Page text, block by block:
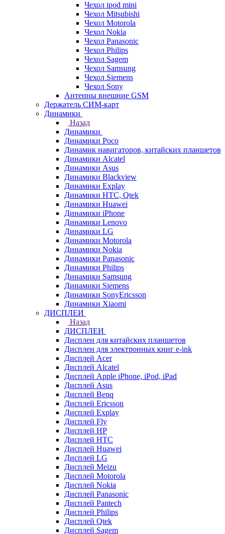
Чехол ipod mini
Чехол Mitsubishi
Чехол Motorola
Чехол Nokia
Чехол Panasonic
Чехол Philips
Чехол Sagem
Чехол Samsung
Чехол Siemens
Чехол Sony
Антенны внешние GSM
Держатель СИМ-карт
Динамики
Назад
Динамики
Динамики Poco
Динамик навигаторов, китайских планшетов
Динамики Alcatel
Динамики Asus
Динамики Blackview
Динамики Explay
Динамики HTC, Qtek
Динамики Huawei
Динамики iPhone
Динамики Lenovo
Динамики LG
Динамики Motorola
Динамики Nokia
Динамики Panasonic
Динамики Philips
Динамики Samsung
Динамики Siemens
Динамики SonyEricsson
Динамики Xiaomi
ДИСПЛЕИ
Назад
ДИСПЛЕИ
Дисплеи для китайских планшетов
Дисплеи для электронных книг e-ink
Дисплей Acer
Дисплей Alcatel
Дисплей Apple iPhone, iPod, iPad
Дисплей Asus
Дисплей Benq
Дисплей Ericsson
Дисплей Explay
Дисплей Fly
Дисплей HP
Дисплей HTC
Дисплей Huawei
Дисплей LG
Дисплей Meizu
Дисплей Motorola
Дисплей Nokia
Дисплей Panasonic
Дисплей Pantech
Дисплей Philips
Дисплей Qtek
Дисплей Sagem